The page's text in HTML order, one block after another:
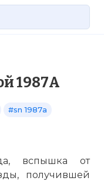
1987A
#sn 1987a
вспышка от
получившей